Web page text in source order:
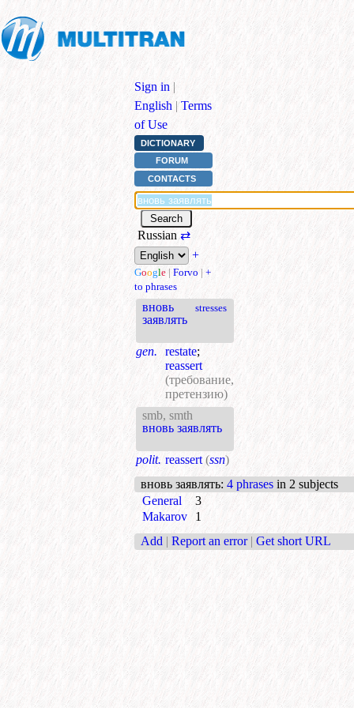
Sign in |
English | Terms
of Use
DICTIONARY
FORUM
CONTACTS
Russian ⇄
+
Google | Forvo | +
to phrases
вновь
заявлять
stresses
gen. restate;
reassert
(требование,
претензию)
smb, smth
вновь заявлять
polit. reassert (ssn)
вновь заявлять: 4 phrases in 2 subjects
General
3
Makarov
1
Add | Report an error | Get short URL